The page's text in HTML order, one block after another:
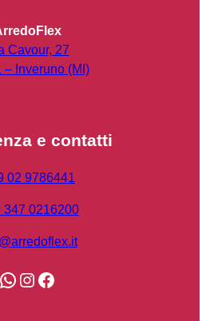
Cavour, 27
– Inveruno (MI)
e contatti
02 9786441
347 0216200
WhatsApp Instagram Facebook